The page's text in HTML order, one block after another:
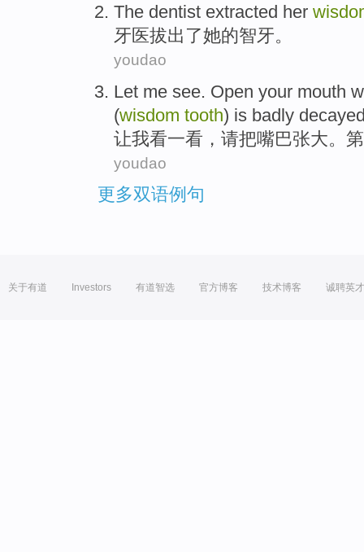
The dentist extracted her
牙医拔出了她的智牙。
youdao
Let me see. Open your mouth
(wisdom tooth) is badly
让我看一看， 请把嘴巴张大。
youdao
更多双语例句
关于有道 Investors 有道智选 官方博客 技术博客 诚聘英才